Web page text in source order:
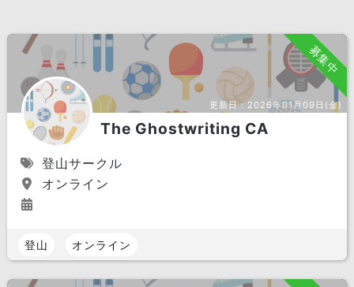
募集中
更新日： 2026年01月09日(金)
The Ghostwriting CA
登山サークル
オンライン
登山 オンライン